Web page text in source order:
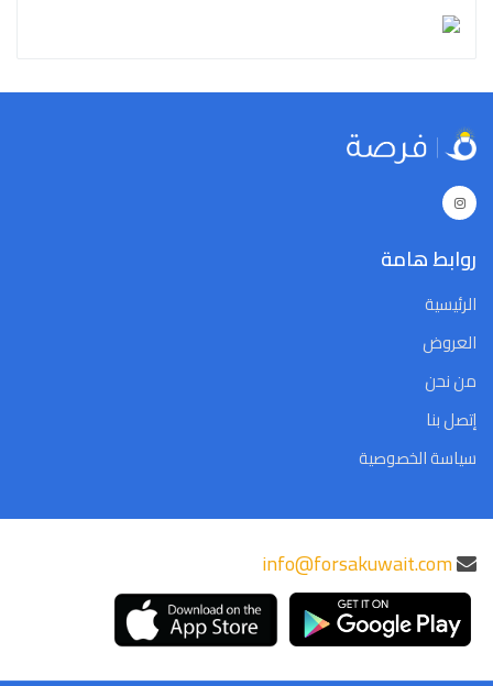
روابط هامة
الرئيسية
العروض
من نحن
إتصل بنا
سياسة الخصوصية
info@forsakuwait.com